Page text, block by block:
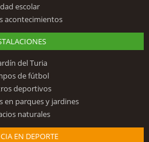
escolar
acontecimientos
del Turia
de fútbol
deportivos
en parques y jardines
naturales
EN DEPORTE